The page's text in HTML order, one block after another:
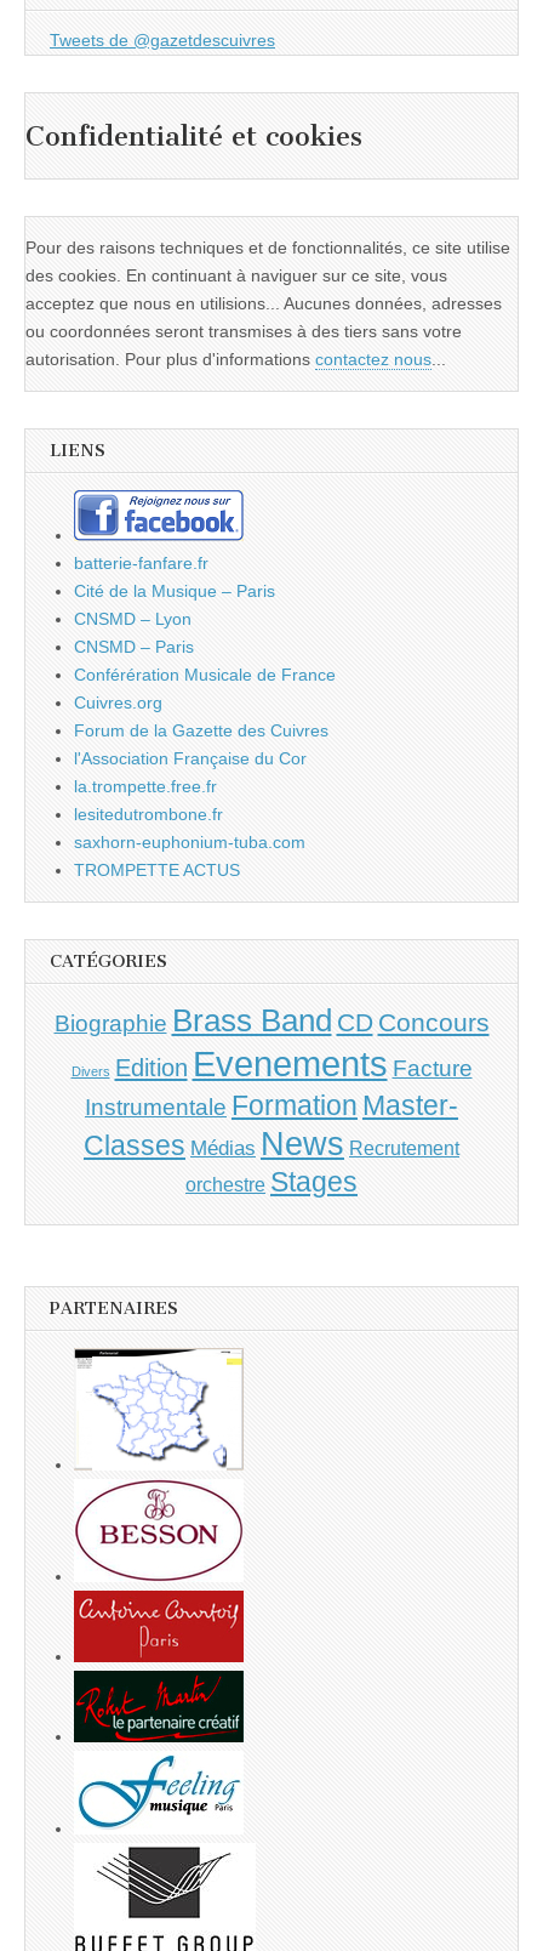
Tweets de @gazetdescuivres
Confidentialité et cookies
Pour des raisons techniques et de fonctionnalités, ce site utilise
des cookies. En continuant à naviguer sur ce site, vous
acceptez que nous en utilisions... Aucunes données, adresses
ou coordonnées seront transmises à des tiers sans votre
autorisation. Pour plus d'informations contactez nous...
LIENS
batterie-fanfare.fr
Cité de la Musique – Paris
CNSMD – Lyon
CNSMD – Paris
Conférération Musicale de France
Cuivres.org
Forum de la Gazette des Cuivres
l'Association Française du Cor
la.trompette.free.fr
lesitedutrombone.fr
saxhorn-euphonium-tuba.com
TROMPETTE ACTUS
CATÉGORIES
Biographie Brass Band CD Concours
Divers Edition Evenements Facture
Instrumentale Formation Master-
Classes Médias News Recrutement
orchestre Stages
PARTENAIRES